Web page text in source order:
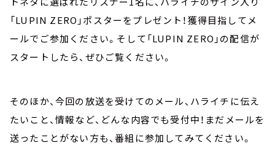
「LUPIN ZERO」ポスターをプレゼント！獲得目指してメ
ールでご参加ください。そして「LUPIN ZERO」の配信が
スタートしたら、ぜひご覧ください。
そのほか、今回の放送を受けてのメール、ハライチに伝え
たいこと、情報など、どんな内容でも受付中！まだメールを
送ったことがない方も、番組に参加してみてください。